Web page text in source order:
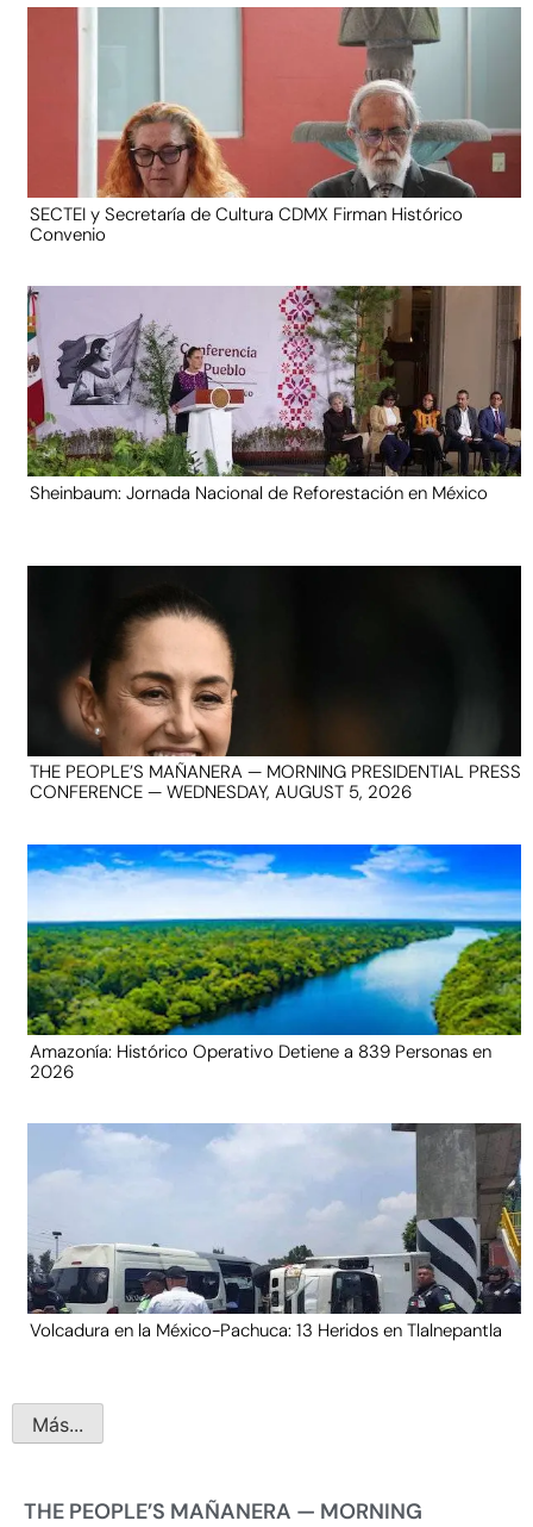
SECTEI y Secretaría de Cultura CDMX Firman Histórico
Convenio
Sheinbaum: Jornada Nacional de Reforestación en México
THE PEOPLE’S MAÑANERA — MORNING PRESIDENTIAL PRESS
CONFERENCE — WEDNESDAY, AUGUST 5, 2026
Amazonía: Histórico Operativo Detiene a 839 Personas en
2026
Volcadura en la México-Pachuca: 13 Heridos en Tlalnepantla
Más...
THE PEOPLE’S MAÑANERA — MORNING